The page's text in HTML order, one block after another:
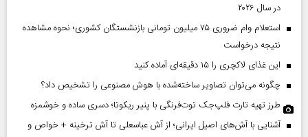
در سال ۲۰۲۶
استعلام وام ضروری ۷۵ میلیون تومانی بازنشستگان کشوری؛ نحوه مشاهده
نتیجه درخواست
این غذای لاکچری را ۱۵ دقیقه‌ای آماده کنید
چگونه می‌توان تصاویر ساخته‌شده با هوش مصنوعی را تشخیص داد؟
طرز تهیه تارت فلپ‌جک توت‌فرنگی با پنیر ریکوتا؛ دسری ساده و خوشمزه
آشنایی با آش‌های اصیل ایرانی؛ از آش عباسعلی تا آش ترخینه + خواص و